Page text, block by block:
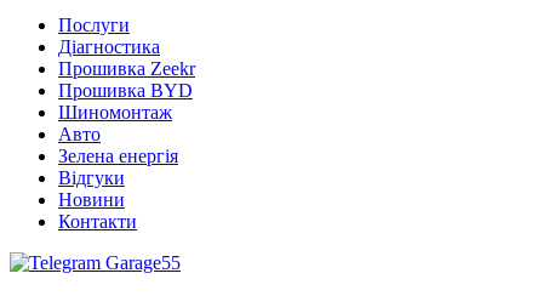
Послуги
Діагностика
Прошивка Zeekr
Прошивка BYD
Шиномонтаж
Авто
Зелена енергія
Відгуки
Новини
Контакти